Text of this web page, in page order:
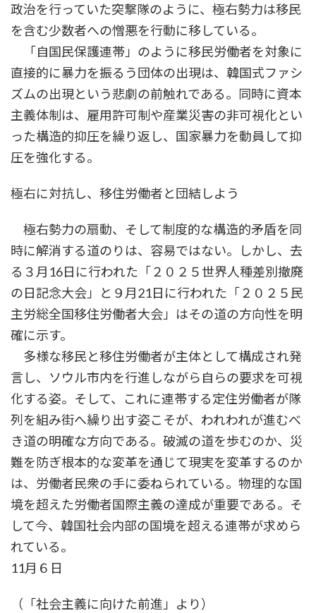
政治を行っていた突撃隊のように、極右勢力は移民
を含む少数者への憎悪を行動に移している。
「自国民保護連帯」のように移民労働者を対象に
直接的に暴力を振るう団体の出現は、韓国式ファシ
ズムの出現という悲劇の前触れである。同時に資本
主義体制は、雇用許可制や産業災害の非可視化とい
った構造的抑圧を繰り返し、国家暴力を動員して抑
圧を強化する。
極右に対抗し、移住労働者と団結しよう
極右勢力の扇動、そして制度的な構造的矛盾を同
時に解消する道のりは、容易ではない。しかし、去
る３月16日に行われた「２０２５世界人種差別撤廃
の日記念大会」と９月21日に行われた「２０２５民
主労総全国移住労働者大会」はその道の方向性を明
確に示す。
多様な移民と移住労働者が主体として構成され発
言し、ソウル市内を行進しながら自らの要求を可視
化する姿。そして、これに連帯する定住労働者が隊
列を組み街へ繰り出す姿こそが、われわれが進むべ
き道の明確な方向である。破滅の道を歩むのか、災
難を防ぎ根本的な変革を通じて現実を変革するのか
は、労働者民衆の手に委ねられている。物理的な国
境を超えた労働者国際主義の達成が重要である。そ
して今、韓国社会内部の国境を超える連帯が求めら
れている。
11月６日
（「社会主義に向けた前進」より）